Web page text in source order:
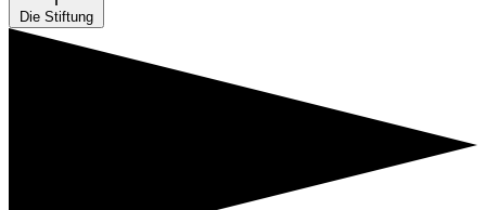
Die Stiftung